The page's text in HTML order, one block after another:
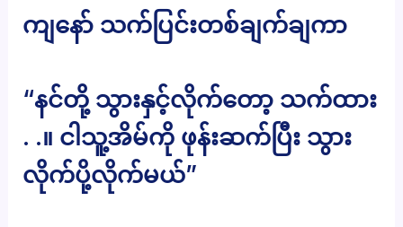
ကျနော် သက်ပြင်းတစ်ချက်ချကာ
“နင်တို့ သွားနှင့်လိုက်တော့ သက်ထား
. .။ ငါသူ့အိမ်ကို ဖုန်းဆက်ပြီး သွား
လိုက်ပို့လိုက်မယ်”